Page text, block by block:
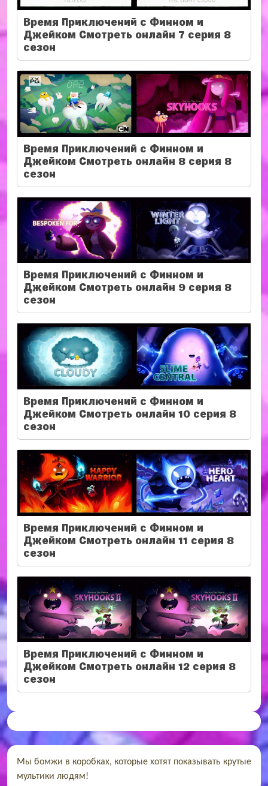
Время Приключений с Финном и
Джейком Смотреть онлайн 7 серия 8
сезон
Время Приключений с Финном и
Джейком Смотреть онлайн 8 серия 8
сезон
Время Приключений с Финном и
Джейком Смотреть онлайн 9 серия 8
сезон
Время Приключений с Финном и
Джейком Смотреть онлайн 10 серия 8
сезон
Время Приключений с Финном и
Джейком Смотреть онлайн 11 серия 8
сезон
Время Приключений с Финном и
Джейком Смотреть онлайн 12 серия 8
сезон
Мы бомжи в коробках, которые хотят показывать крутые
мультики людям!